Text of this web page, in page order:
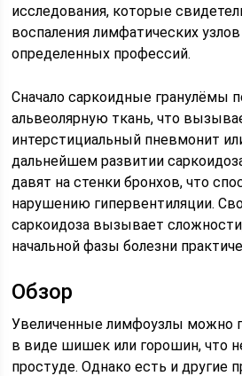
исследования, которые
воспаления лимфатических
определенных профессий.
Сначало саркоидные гранулёмы
альвеолярную ткань, что
интерстициальный пневмонит
дальнейшем развитии
давят на стенки бронхов, что
нарушению гипервентиляции.
саркоидоза вызывает
начальной фазы болезни
Обзор
Увеличенные лимфоузлы можно
в виде шишек или горошин, что
простуде. Однако есть и другие